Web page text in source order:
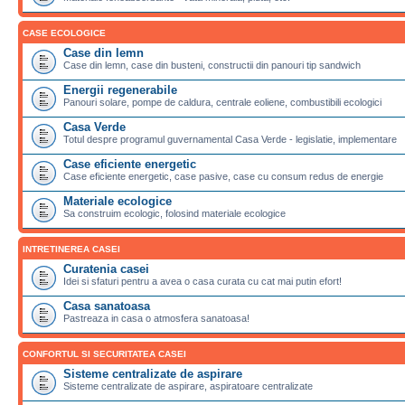
CASE ECOLOGICE
Case din lemn
Case din lemn, case din busteni, constructii din panouri tip sandwich
Energii regenerabile
Panouri solare, pompe de caldura, centrale eoliene, combustibili ecologici
Casa Verde
Totul despre programul guvernamental Casa Verde - legislatie, implementare
Case eficiente energetic
Case eficiente energetic, case pasive, case cu consum redus de energie
Materiale ecologice
Sa construim ecologic, folosind materiale ecologice
INTRETINEREA CASEI
Curatenia casei
Idei si sfaturi pentru a avea o casa curata cu cat mai putin efort!
Casa sanatoasa
Pastreaza in casa o atmosfera sanatoasa!
CONFORTUL SI SECURITATEA CASEI
Sisteme centralizate de aspirare
Sisteme centralizate de aspirare, aspiratoare centralizate